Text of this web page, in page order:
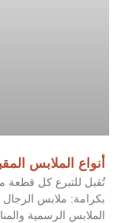
أنواع الملابس
تُقبل للتبرع كل قطعة
بكرامة: ملابس الرجال
الملابس الرسمية